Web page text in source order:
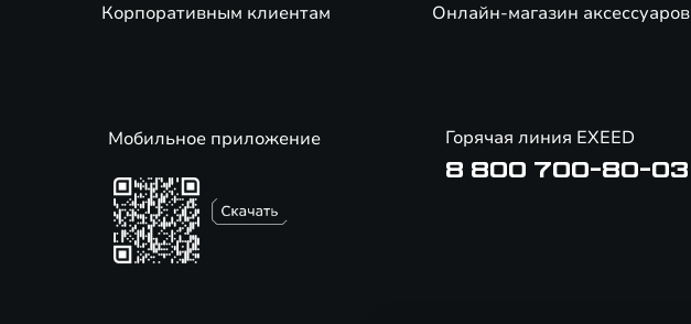
Корпоративным клиентам
Онлайн-магазин аксессуаров
Мобильное приложение Горячая линия EXEED
8 800 700-80-03